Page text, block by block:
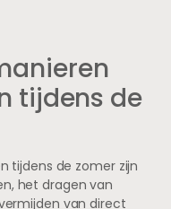
tijdens de
tijdens de zomer zijn
het dragen van
van direct